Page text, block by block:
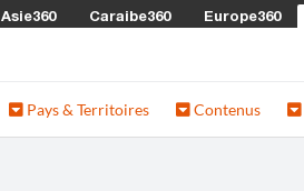
Asie360 Caraibe360 Europe360
Pays & Territoires Contenus